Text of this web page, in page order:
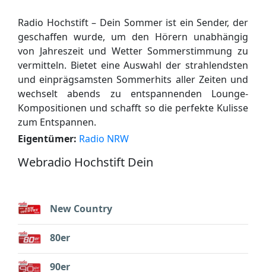
Radio Hochstift – Dein Sommer ist ein Sender, der
geschaffen wurde, um den Hörern unabhängig
von Jahreszeit und Wetter Sommerstimmung zu
vermitteln. Bietet eine Auswahl der strahlendsten
und einprägsamsten Sommerhits aller Zeiten und
wechselt abends zu entspannenden Lounge-
Kompositionen und schafft so die perfekte Kulisse
zum Entspannen.
Eigentümer: Radio NRW
Webradio Hochstift Dein
New Country
80er
90er